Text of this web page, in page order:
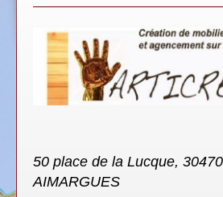
50 place de la Lucque, 30470
AIMARGUES